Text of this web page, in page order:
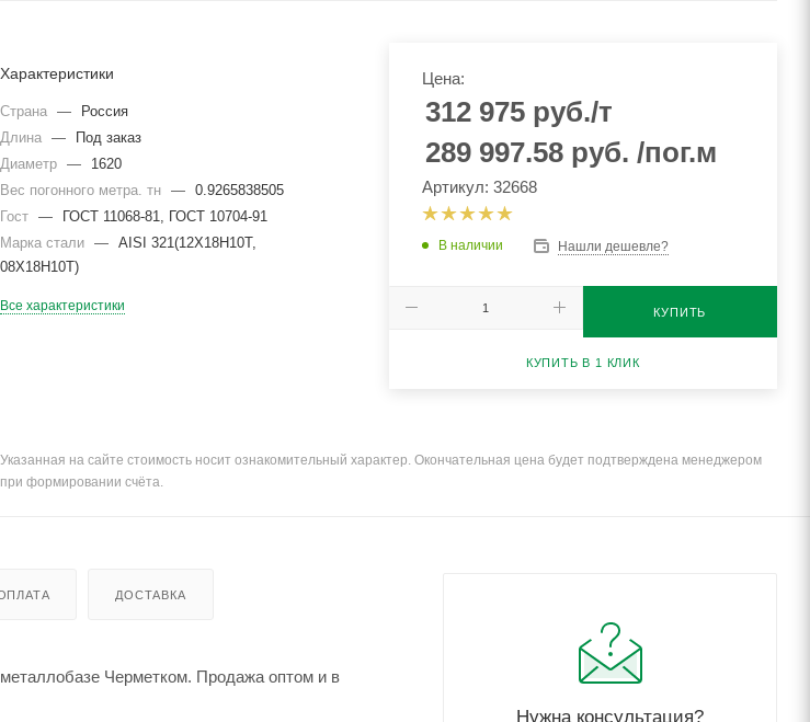
Характеристики
Страна —
Россия
Длина
—
Под заказ
Диаметр
—
1620
Вес погонного метра. тн
—
0.9265838505
Гост
—
ГОСТ 11068-81, ГОСТ 10704-91
Марка стали
—
AISI 321(12Х18Н10Т,
08Х18Н10Т)
Все характеристики
Цена:
312 975руб./т
289 997.58 руб. /пог.м
Артикул: 32668
В наличии Нашли дешевле?
КУПИТЬ
КУПИТЬ В 1 КЛИК
Указанная на сайте стоимость носит ознакомительный характер. Окончательная цена будет подтверждена менеджером
при формировании счёта.
ДОСТАВКА
Черметком. Продажа оптом и в
Нужна консультация?